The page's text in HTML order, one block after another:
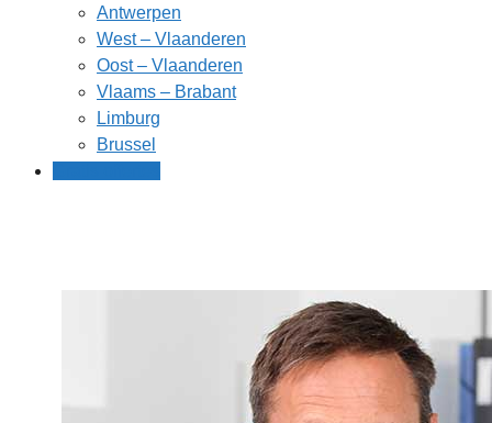
Antwerpen
West – Vlaanderen
Oost – Vlaanderen
Vlaams – Brabant
Limburg
Brussel